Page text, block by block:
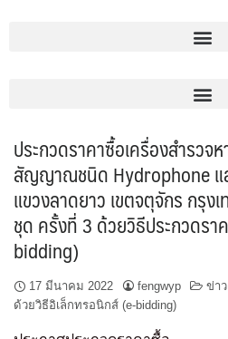
ประกวดราคาซื้อเครื่องสำรวจ
สัญญาณชนิด Hydrophone แ
แขวงลาดยาว เขตจตุจักร กรุ
ชุด ครั้งที่ 3 ด้วยวิธีประกวดรา
bidding)
17 มีนาคม 2022 fengwyp ข่า
ด้วยวิธีอิเล็กทรอนิกส์ (e-bidding)